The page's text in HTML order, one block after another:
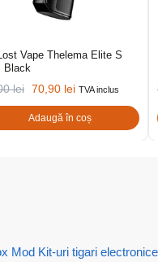
Vape Thelema Elite S
Black
lei 70,90 lei TVA inclus
Adaugă în coș
Mod Kit-uri tigari electronice